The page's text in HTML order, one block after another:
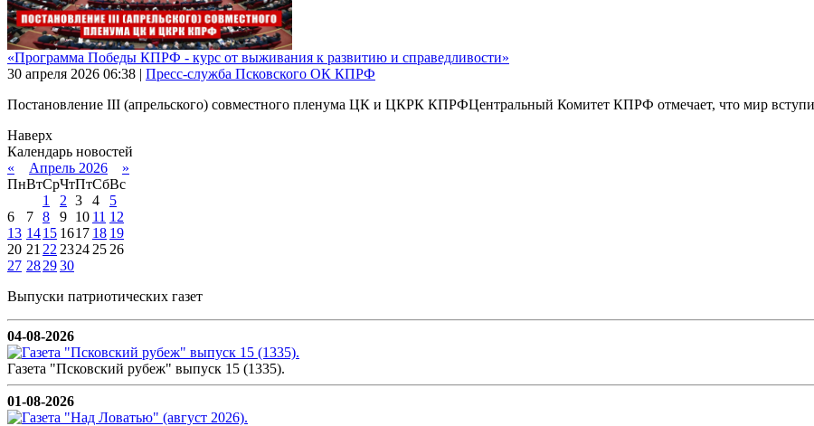
«Программа Победы КПРФ - курс от выживания к развитию и справедливости»
30 апреля 2026 06:38 | Пресс-служба Псковского ОК КПРФ
Постановление III (апрельского) совместного пленума ЦК и ЦКРК КПРФЦентральный Комитет КПРФ отмечает, что мир
Наверх
Календарь новостей
«
Апрель 2026
»
ПнВтСрЧтПтСбВс
1
2 3 4
5
6
7 8 9 10 11 12
13 1415 1617 18 19
20 21 22 2324 25 26
27 282930
Выпуски патриотических газет
04-08-2026
Газета "Псковский рубеж" выпуск 15 (1335).
01-08-2026